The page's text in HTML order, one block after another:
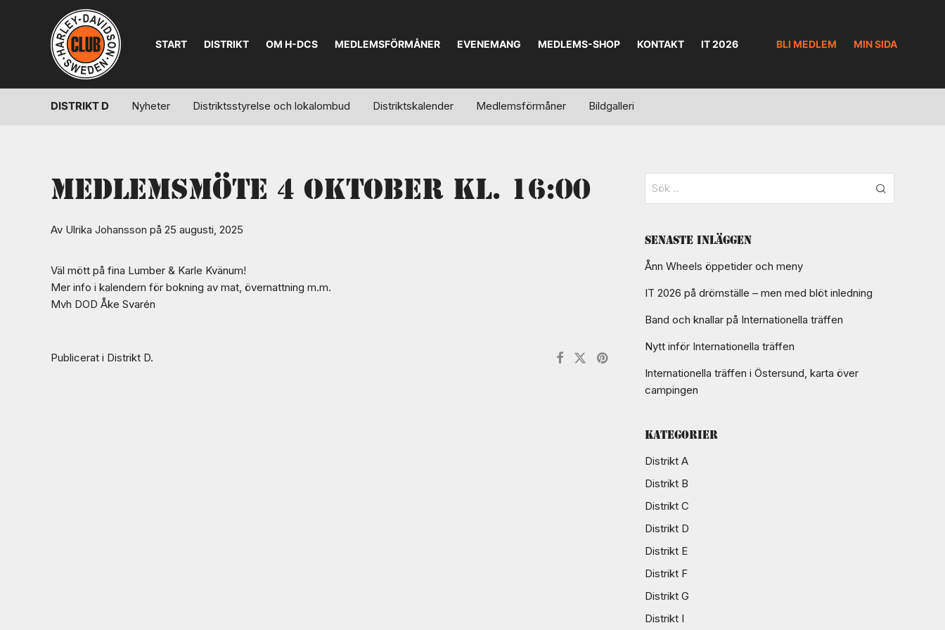
START DISTRIKT OM H-DCS MEDLEMSFÖRMÅNER EVENEMANG MEDLEMS-SHOP KONTAKT IT 2026 BLI MEDLEM MIN SIDA
DISTRIKT D Nyheter Distriktsstyrelse och lokalombud Distriktskalender Medlemsförmåner Bildgalleri
Medlemsmöte 4 oktober kl. 16:00
Av Ulrika Johansson på 25 augusti, 2025
Väl mött på fina Lumber & Karle Kvänum!
Mer info i kalendern för bokning av mat, övernattning m.m.
Mvh DOD Åke Svarén
Publicerat i Distrikt D.
Senaste inläggen
Ånn Wheels öppetider och meny
IT 2026 på drömställe – men med blöt inledning
Band och knallar på Internationella träffen
Nytt inför Internationella träffen
Internationella träffen i Östersund, karta över
campingen
Kategorier
Distrikt A
Distrikt B
Distrikt C
Distrikt D
Distrikt E
Distrikt F
Distrikt G
Distrikt I